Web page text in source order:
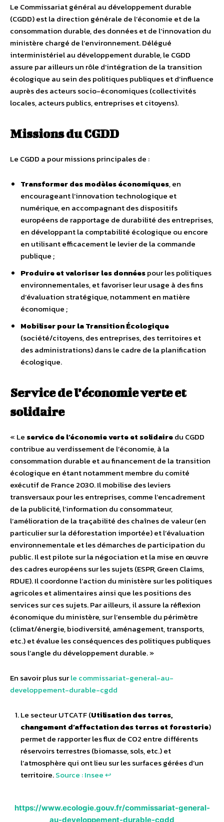
Le Commissariat général au développement durable
(CGDD) est la direction générale de l’économie et de la
consommation durable, des données et de l’innovation du
ministère chargé de l’environnement. Délégué
interministériel au développement durable, le CGDD
assure par ailleurs un rôle d’intégration de la transition
écologique au sein des politiques publiques et d’influence
auprès des acteurs socio-économiques (collectivités
locales, acteurs publics, entreprises et citoyens).
Missions du CGDD
Le CGDD a pour missions principales de :
Transformer des modèles économiques, en
encourageant l’innovation technologique et
numérique, en accompagnant des dispositifs
européens de rapportage de durabilité des entreprises,
en développant la comptabilité écologique ou encore
en utilisant efficacement le levier de la commande
publique ;
Produire et valoriser les donnéespour les politiques
environnementales, et favoriser leur usage à des fins
d’évaluation stratégique, notamment en matière
économique ;
Mobiliser pour la Transition Écologique
(société/citoyens, des entreprises, des territoires et
des administrations) dans le cadre de la planification
écologique.
Service de l’économie verte et
solidaire
« Le service de l’économie verte et solidairedu CGDD
contribue au verdissement de l’économie, à la
consommation durable et au financement de la transition
écologique en étant notamment membre du comité
exécutif de France 2030. Il mobilise des leviers
transversaux pour les entreprises, comme l’encadrement
de la publicité, l’information du consommateur,
l’amélioration de la traçabilité des chaînes de valeur (en
particulier sur la déforestation importée) et l’évaluation
environnementale et les démarches de participation du
public. Il est pilote sur la négociation et la mise en œuvre
des cadres européens sur les sujets (ESPR, Green Claims,
RDUE). Il coordonne l’action du ministère sur les politiques
agricoles et alimentaires ainsi que les positions des
services sur ces sujets. Par ailleurs, il assure la réflexion
économique du ministère, sur l’ensemble du périmètre
(climat/énergie, biodiversité, aménagement, transports,
etc.) et évalue les conséquences des politiques publiques
sous l’angle du développement durable. »
En savoir plus surle commissariat-general-au-
developpement-durable-cgdd
Le secteur UTCATF (Utilisation des terres,
changement d’affectation des terres et foresterie)
permet de rapporter les flux de CO2 entre différents
réservoirs terrestres (biomasse, sols, etc.) et
l’atmosphère qui ont lieu sur les surfaces gérées d’un
territoire.Source : Insee↩︎
https://www.ecologie.gouv.fr/commissariat-general-
au-developpement-durable-cgdd